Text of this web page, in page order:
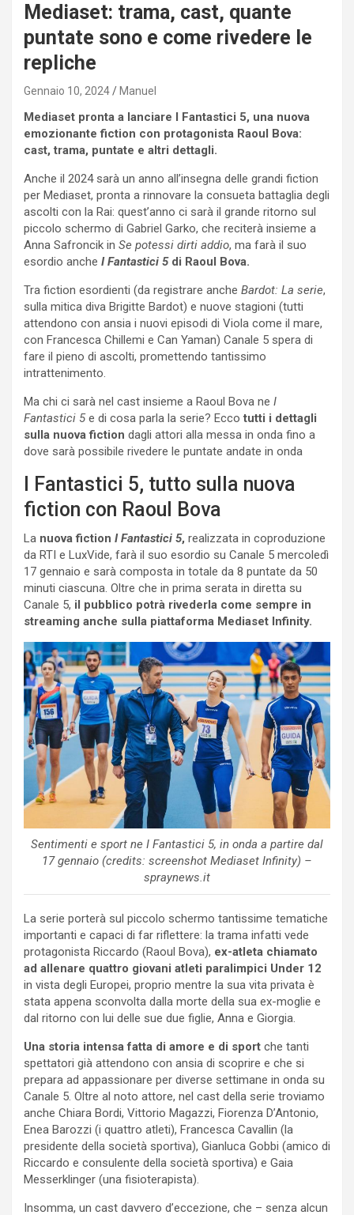
Mediaset: trama, cast, quante
puntate sono e come rivedere le
repliche
Gennaio 10, 2024 Manuel
Mediaset pronta a lanciare I Fantastici 5, una nuova
emozionante fiction con protagonista Raoul Bova:
cast, trama, puntate e altri dettagli.
Anche il 2024 sarà un anno all’insegna delle grandi fiction
per Mediaset, pronta a rinnovare la consueta battaglia degli
ascolti con la Rai: quest’anno ci sarà il grande ritorno sul
piccolo schermo di Gabriel Garko, che reciterà insieme a
Anna Safroncik in Se potessi dirti addio, ma farà il suo
esordio anche I Fantastici 5di Raoul Bova.
Tra fiction esordienti (da registrare anche Bardot: La serie,
sulla mitica diva Brigitte Bardot) e nuove stagioni (tutti
attendono con ansia i nuovi episodi di Viola come il mare,
con Francesca Chillemi e Can Yaman) Canale 5 spera di
fare il pieno di ascolti, promettendo tantissimo
intrattenimento.
Ma chi ci sarà nel cast insieme a Raoul Bova ne I
Fantastici 5e di cosa parla la serie? Ecco tutti i dettagli
sulla nuova fiction dagli attori alla messa in onda fino a
dove sarà possibile rivedere le puntate andate in onda
I Fantastici 5, tutto sulla nuova
fiction con Raoul Bova
La nuova fiction I Fantastici 5, realizzata in coproduzione
da RTI e LuxVide, farà il suo esordio su Canale 5 mercoledì
17 gennaio e sarà composta in totale da 8 puntate da 50
minuti ciascuna. Oltre che in prima serata in diretta su
Canale 5, il pubblico potrà rivederla come sempre in
streaming anche sulla piattaforma Mediaset Infinity.
Sentimenti e sport ne I Fantastici 5, in onda a partire dal
17 gennaio (credits: screenshot Mediaset Infinity) –
spraynews.it
La serie porterà sul piccolo schermo tantissime tematiche
importanti e capaci di far riflettere: la trama infatti vede
protagonista Riccardo (Raoul Bova), ex-atleta chiamato
ad allenare quattro giovani atleti paralimpici Under 12
in vista degli Europei, proprio mentre la sua vita privata è
stata appena sconvolta dalla morte della sua ex-moglie e
dal ritorno con lui delle sue due figlie, Anna e Giorgia.
Una storia intensa fatta di amore e di sport che tanti
spettatori già attendono con ansia di scoprire e che si
prepara ad appassionare per diverse settimane in onda su
Canale 5. Oltre al noto attore, nel cast della serie troviamo
anche Chiara Bordi, Vittorio Magazzi, Fiorenza D’Antonio,
Enea Barozzi (i quattro atleti), Francesca Cavallin (la
presidente della società sportiva), Gianluca Gobbi (amico di
Riccardo e consulente della società sportiva) e Gaia
Messerklinger (una fisioterapista).
Insomma, un cast davvero d’eccezione, che – senza alcun